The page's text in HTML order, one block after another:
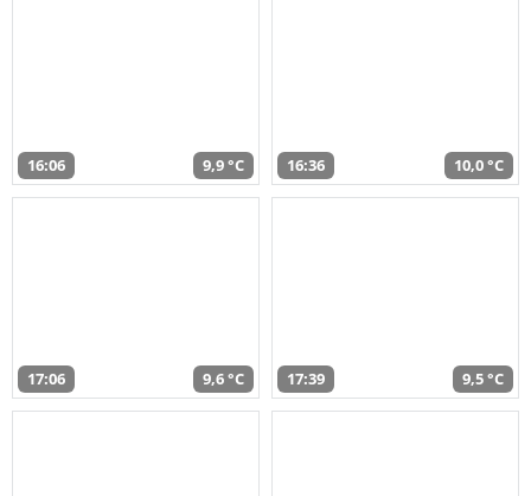
16:06 9,9 °C 16:36 10,0 °C
17:06 9,6 °C 17:39 9,5 °C